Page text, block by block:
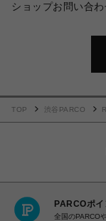
ショップお問い合わ
TOP 渋谷PARCO
PARCOポイ
全国のPARCO